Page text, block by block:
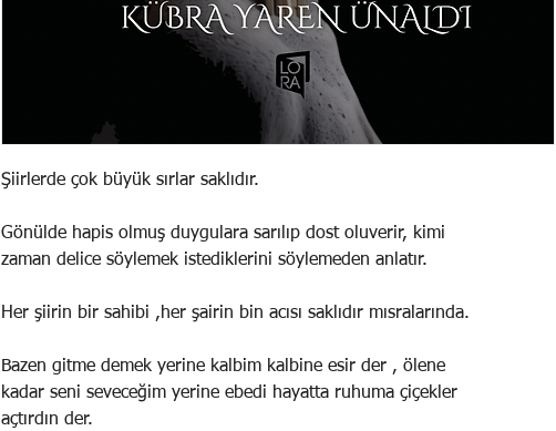
Şiirlerde çok büyük sırlar saklıdır.
Gönülde hapis olmuş duygulara sarılıp dost oluverir, kimi
zaman delice söylemek istediklerini söylemeden anlatır.
Her şiirin bir sahibi ,her şairin bin acısı saklıdır mısralarında.
Bazen gitme demek yerine kalbim kalbine esir der , ölene
kadar seni seveceğim yerine ebedi hayatta ruhuma çiçekler
açtırdın der.